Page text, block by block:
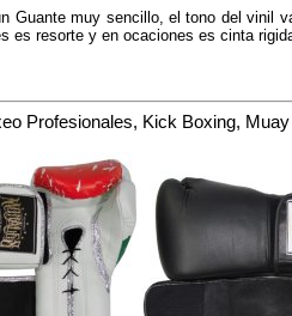
Guante muy sencillo, el tono del vinil
es resorte y en ocaciones es cinta
Profesionales, Kick Boxing,